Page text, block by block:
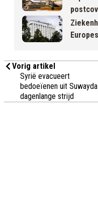
Vorig artikel
Syrië evacueert
bedoeïenen uit
dagenlange strijd